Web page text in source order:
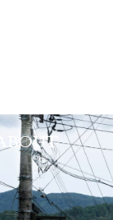
ABOUT